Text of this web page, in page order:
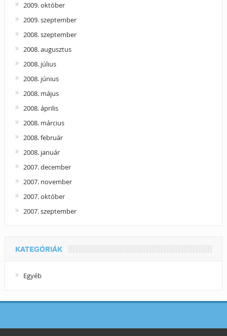
2009. október
2009. szeptember
2008. szeptember
2008. augusztus
2008. július
2008. június
2008. május
2008. április
2008. március
2008. február
2008. január
2007. december
2007. november
2007. október
2007. szeptember
KATEGÓRIÁK
Egyéb